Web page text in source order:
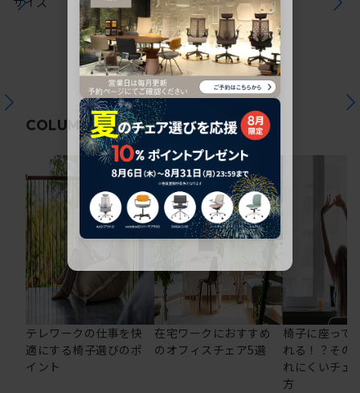
COLUMN関連コラム
テレワークの仕事を快
適にする椅子選びのポ
イント
在宅ワークにおすすめ
のオフィスチェア5選
椅子に座って
れる！？その
れにくいチェ
方